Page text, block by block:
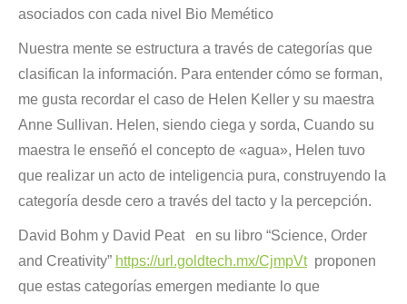
asociados con cada nivel Bio Memético
Nuestra mente se estructura a través de categorías que
clasifican la información. Para entender cómo se forman,
me gusta recordar el caso de Helen Keller y su maestra
Anne Sullivan. Helen, siendo ciega y sorda, Cuando su
maestra le enseñó el concepto de «agua», Helen tuvo
que realizar un acto de inteligencia pura, construyendo la
categoría desde cero a través del tacto y la percepción.
David Bohm y David Peat en su libro “Science, Order
and Creativity” https://url.goldtech.mx/CjmpVtproponen
que estas categorías emergen mediante lo que